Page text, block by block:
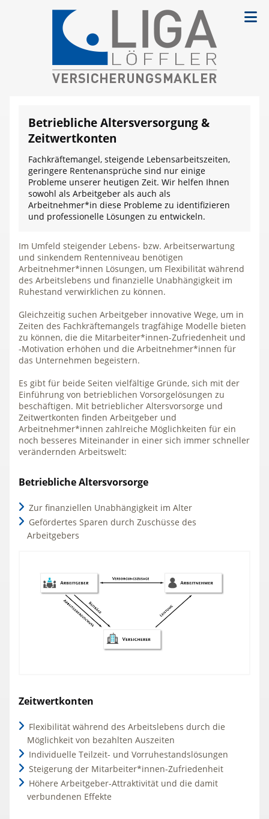
Betriebliche Altersversorgung &
Zeitwertkonten
Fachkräftemangel, steigende Lebensarbeitszeiten,
geringere Rentenansprüche sind nur einige
Probleme unserer heutigen Zeit. Wir helfen Ihnen
sowohl als Arbeitgeber als auch als
Arbeitnehmer*in diese Probleme zu identifizieren
und professionelle Lösungen zu entwickeln.
Im Umfeld steigender Lebens- bzw. Arbeitserwartung
und sinkendem Rentenniveau benötigen
Arbeitnehmer*innen Lösungen, um Flexibilität während
des Arbeitslebens und finanzielle Unabhängigkeit im
Ruhestand verwirklichen zu können.
Gleichzeitig suchen Arbeitgeber innovative Wege, um in
Zeiten des Fachkräftemangels tragfähige Modelle bieten
zu können, die die Mitarbeiter*innen-Zufriedenheit und
-Motivation erhöhen und die Arbeitnehmer*innen für
das Unternehmen begeistern.
Es gibt für beide Seiten vielfältige Gründe, sich mit der
Einführung von betrieblichen Vorsorgelösungen zu
beschäftigen. Mit betrieblicher Altersvorsorge und
Zeitwertkonten finden Arbeitgeber und
Arbeitnehmer*innen zahlreiche Möglichkeiten für ein
noch besseres Miteinander in einer sich immer schneller
verändernden Arbeitswelt:
Betriebliche Altersvorsorge
Zur finanziellen Unabhängigkeit im Alter
Gefördertes Sparen durch Zuschüsse des
Arbeitgebers
Zeitwertkonten
Flexibilität während des Arbeitslebens durch die
Möglichkeit von bezahlten Auszeiten
Individuelle Teilzeit- und Vorruhestandslösungen
Steigerung der Mitarbeiter*innen-Zufriedenheit
Höhere Arbeitgeber-Attraktivität und die damit
verbundenen Effekte